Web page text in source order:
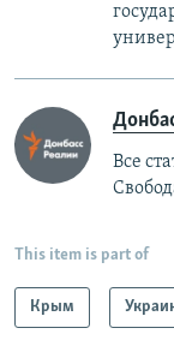
Все
This item is part of
Крым